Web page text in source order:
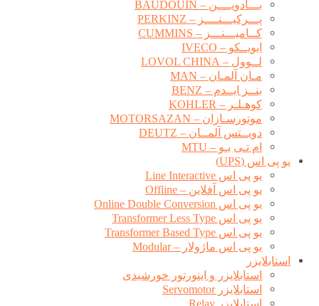
بـــادویــــن – BAUDOUIN
پـــرکیـــنــــز – PERKINZ
کــامیـــنـــز – CUMMINS
ایویــکو – IVECO
لــوول – LOVOL CHINA
مـان آلمـان – MAN
بنــز ایــدم – BENZ
کوهـلـر – KOHLER
موتورسـازان – MOTORSAZAN
دویــتس آلمــان – DEUTZ
ام تـی یـو – MTU
یو پی اس (UPS)
یو پی اس Line Interactive
یو پی اس آفلاین – Offline
یو پی اس Online Double Conversion
یو پی اس Transformer Less Type
یو پی اس Transformer Based Type
یو پی اس ماژولار – Modular
استابلایزر
استابلایزر و اینورتور خورشیدی
استابلایزر Servomotor